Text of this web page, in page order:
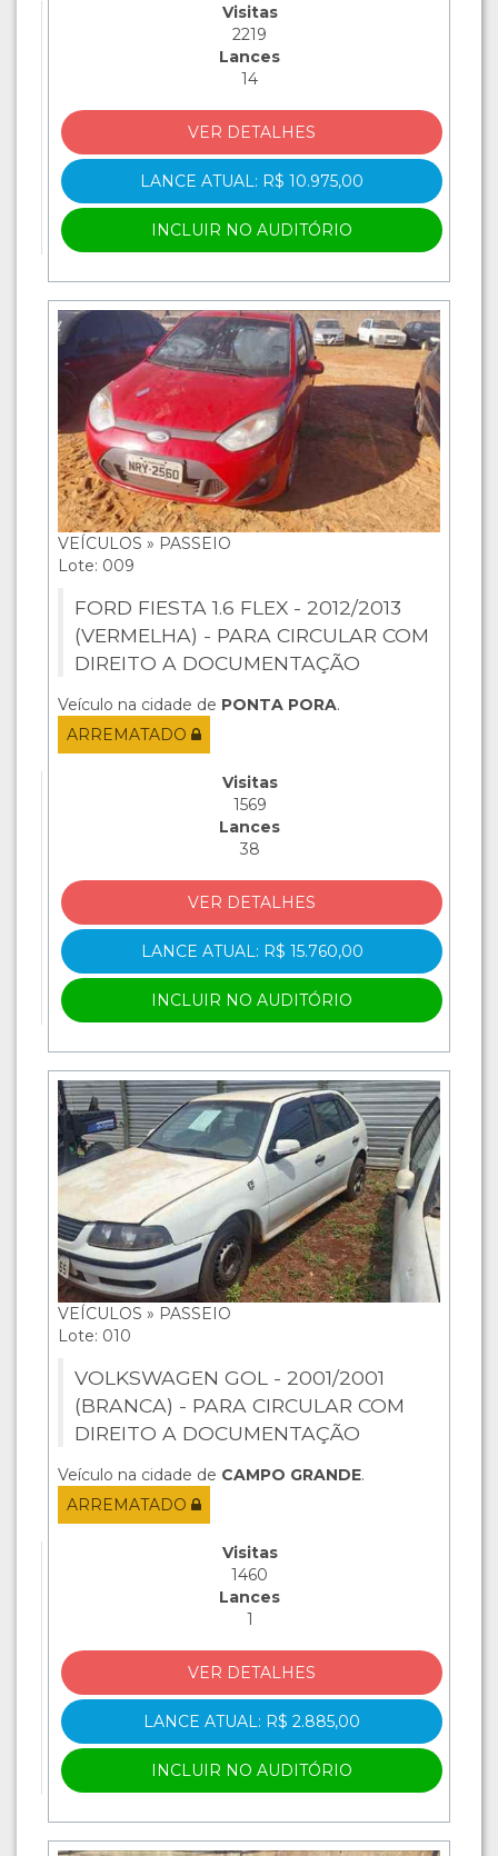
Visitas
2219
Lances
14
VER DETALHES
LANCE ATUAL: R$ 10.975,00
INCLUIR NO AUDITÓRIO
VEÍCULOS » PASSEIO
Lote: 009
FORD FIESTA 1.6 FLEX - 2012/2013
(VERMELHA) - PARA CIRCULAR COM
DIREITO A DOCUMENTAÇÃO
Veículo na cidade de PONTA PORA.
ARREMATADO
Visitas
1569
Lances
38
VER DETALHES
LANCE ATUAL: R$ 15.760,00
INCLUIR NO AUDITÓRIO
VEÍCULOS » PASSEIO
Lote: 010
VOLKSWAGEN GOL - 2001/2001
(BRANCA) - PARA CIRCULAR COM
DIREITO A DOCUMENTAÇÃO
Veículo na cidade de CAMPO GRANDE.
ARREMATADO
Visitas
1460
Lances
1
VER DETALHES
LANCE ATUAL: R$ 2.885,00
INCLUIR NO AUDITÓRIO